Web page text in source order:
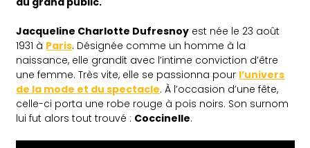
Jacqueline Charlotte Dufresnoy est née le 23 août
1931 à Paris. Désignée comme un homme à la
naissance, elle grandit avec l’intime conviction d’être
une femme. Très vite, elle se passionna pour l’univers
de la mode et du spectacle. À l’occasion d’une fête,
celle-ci porta une robe rouge à pois noirs. Son surnom
lui fut alors tout trouvé : Coccinelle.